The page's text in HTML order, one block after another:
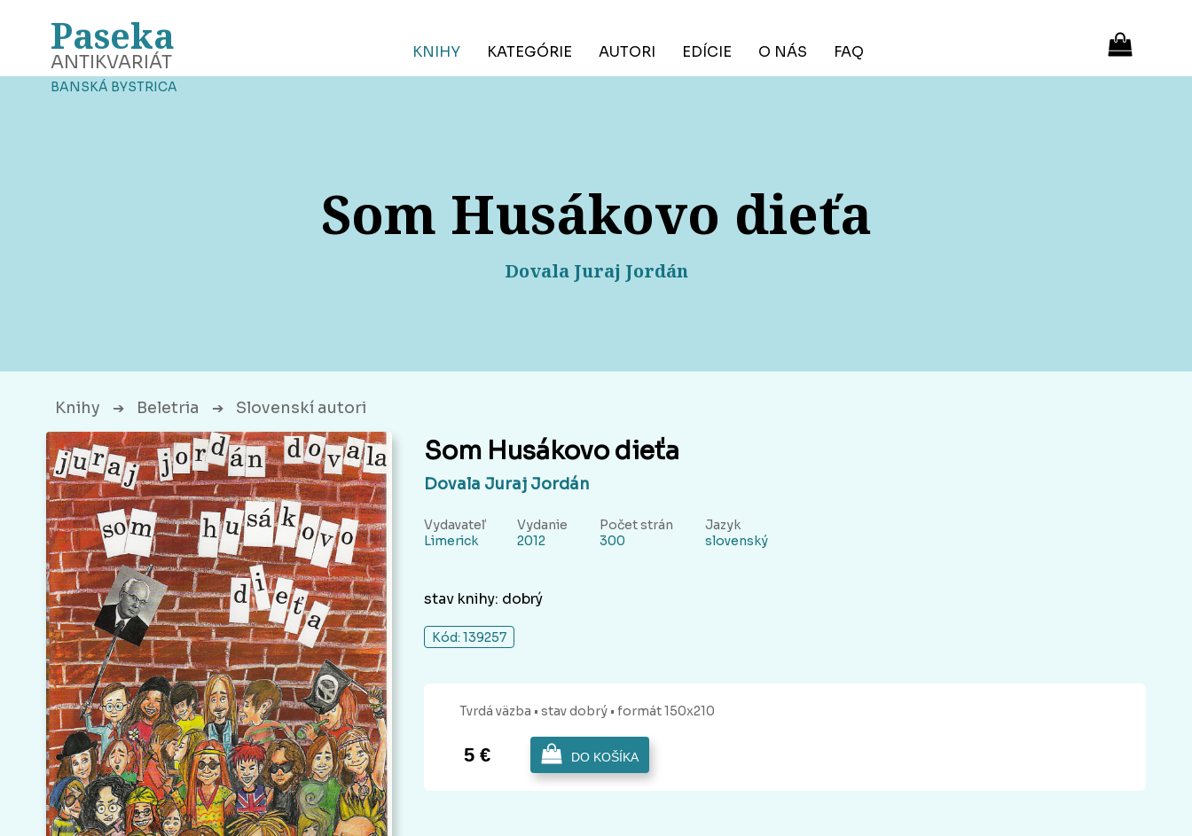
Paseka
ANTIKVARIÁT
BANSKÁ BYSTRICA
KNIHY KATEGÓRIE AUTORI EDÍCIE O NÁS FAQ
Som Husákovo dieťa
Dovala Juraj Jordán
Knihy ➔ Beletria ➔ Slovenskí autori
Som Husákovo dieťa
Dovala Juraj Jordán
Vydavateľ
Limerick
Vydanie
2012
Počet strán
300
Jazyk
slovenský
stav knihy: dobrý
Kód: 139257
Tvrdá väzba • stav dobrý • formát 150x210
5 € DO KOŠÍKA